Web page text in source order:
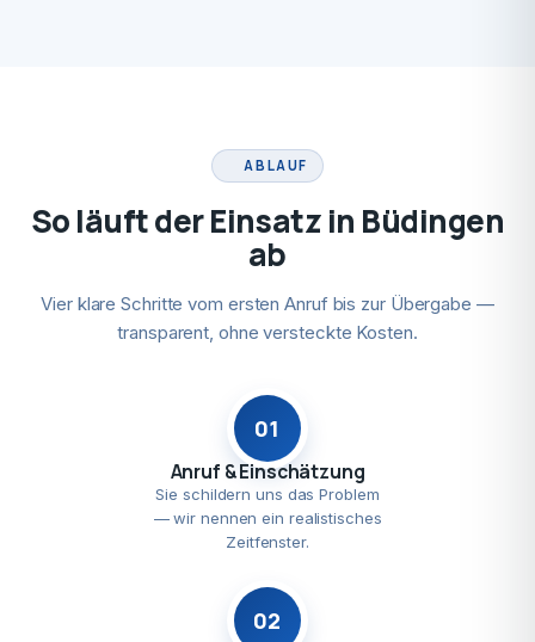
ABLAUF
So läuft der Einsatz in Büdingen
ab
Vier klare Schritte vom ersten Anruf bis zur Übergabe —
transparent, ohne versteckte Kosten.
01
Anruf & Einschätzung
Sie schildern uns das Problem
— wir nennen ein realistisches
Zeitfenster.
02